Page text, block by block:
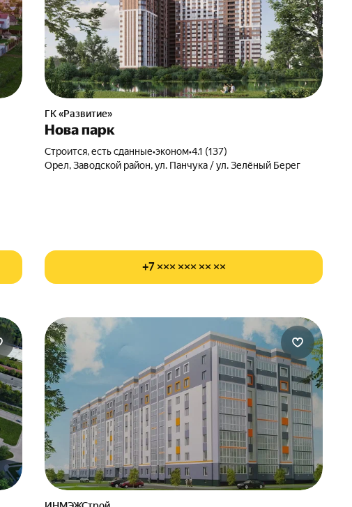
ГК «Развитие»
Нова парк
Строится, есть сданные•эконом•4.1 (137)
Орел, Заводской район, ул. Панчука / ул. Зелёный Берег
+7 ××× ××× ×× ××